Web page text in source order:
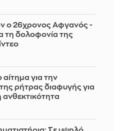
ο 26χρονος Αφγανός -
τη δολοφονία της
για την
ρήτρας διαφυγής για
ανθεκτικότητα